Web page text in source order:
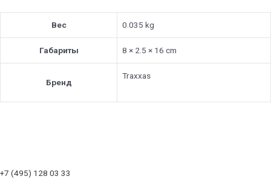
Вес 0.035 kg
Габариты 8 × 2.5 × 16 cm
Бренд
Traxxas
+7 (495) 128 03 33